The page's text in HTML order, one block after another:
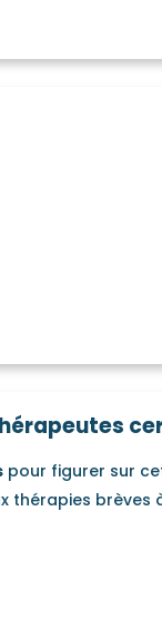
pour figurer sur
thérapies brèves